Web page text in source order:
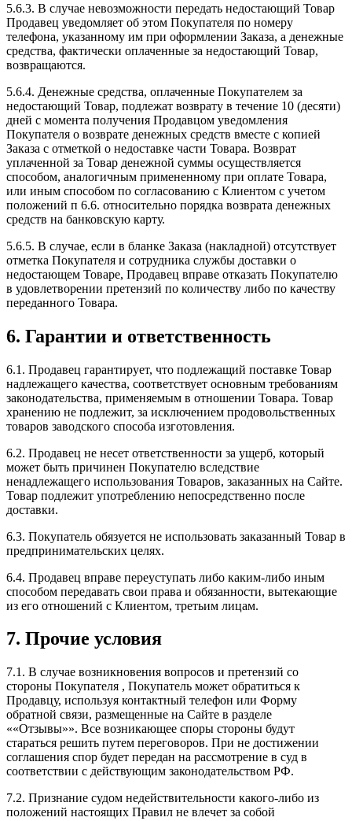
5.6.3. В случае невозможности передать недостающий Товар
Продавец уведомляет об этом Покупателя по номеру
телефона, указанному им при оформлении Заказа, а денежные
средства, фактически оплаченные за недостающий Товар,
возвращаются.
5.6.4. Денежные средства, оплаченные Покупателем за
недостающий Товар, подлежат возврату в течение 10 (десяти)
дней с момента получения Продавцом уведомления
Покупателя о возврате денежных средств вместе с копией
Заказа с отметкой о недоставке части Товара. Возврат
уплаченной за Товар денежной суммы осуществляется
способом, аналогичным примененному при оплате Товара,
или иным способом по согласованию с Клиентом с учетом
положений п 6.6. относительно порядка возврата денежных
средств на банковскую карту.
5.6.5. В случае, если в бланке Заказа (накладной) отсутствует
отметка Покупателя и сотрудника службы доставки о
недостающем Товаре, Продавец вправе отказать Покупателю
в удовлетворении претензий по количеству либо по качеству
переданного Товара.
6. Гарантии и ответственность
6.1. Продавец гарантирует, что подлежащий поставке Товар
надлежащего качества, соответствует основным требованиям
законодательства, применяемым в отношении Товара. Товар
хранению не подлежит, за исключением продовольственных
товаров заводского способа изготовления.
6.2. Продавец не несет ответственности за ущерб, который
может быть причинен Покупателю вследствие
ненадлежащего использования Товаров, заказанных на Сайте.
Товар подлежит употреблению непосредственно после
доставки.
6.3. Покупатель обязуется не использовать заказанный Товар в
предпринимательских целях.
6.4. Продавец вправе переуступать либо каким-либо иным
способом передавать свои права и обязанности, вытекающие
из его отношений с Клиентом, третьим лицам.
7. Прочие условия
7.1. В случае возникновения вопросов и претензий со
стороны Покупателя , Покупатель может обратиться к
Продавцу, используя контактный телефон или Форму
обратной связи, размещенные на Сайте в разделе
««Отзывы»». Все возникающее споры стороны будут
стараться решить путем переговоров. При не достижении
соглашения спор будет передан на рассмотрение в суд в
соответствии с действующим законодательством РФ.
7.2. Признание судом недействительности какого-либо из
положений настоящих Правил не влечет за собой